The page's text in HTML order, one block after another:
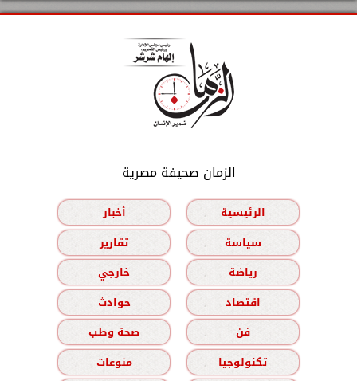
الزمان صحيفة مصرية
الرئيسية
أخبار
سياسة
تقارير
رياضة
خارجي
اقتصاد
حوادث
فن
صحة وطب
تكنولوجيا
منوعات